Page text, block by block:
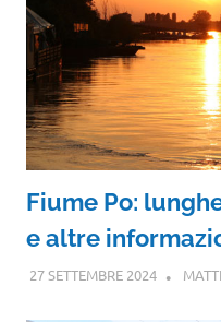
Fiume Po:
e altre
27 SETTEMBRE 2024